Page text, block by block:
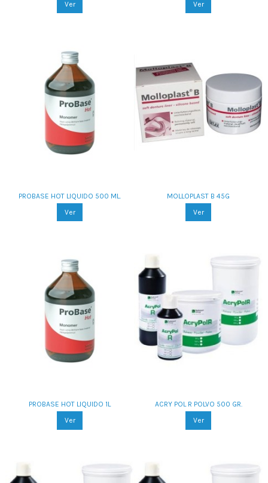
Ver
Ver
PROBASE HOT LIQUIDO 500 ML.
Ver
MOLLOPLAST B 45G
Ver
PROBASE HOT LIQUIDO 1L
Ver
ACRY POL R POLVO 500 GR.
Ver